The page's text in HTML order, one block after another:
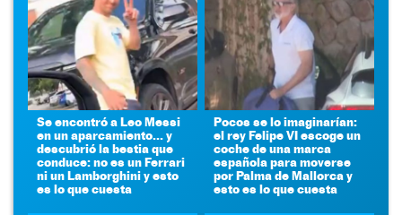
Se encontró a Leo Messi
en un aparcamiento... y
descubrió la bestia que
conduce: no es un Ferrari
ni un Lamborghini y esto
es lo que cuesta
Pocos se lo imaginarían:
el rey Felipe VI escoge un
coche de una marca
española para moverse
por Palma de Mallorca y
esto es lo que cuesta